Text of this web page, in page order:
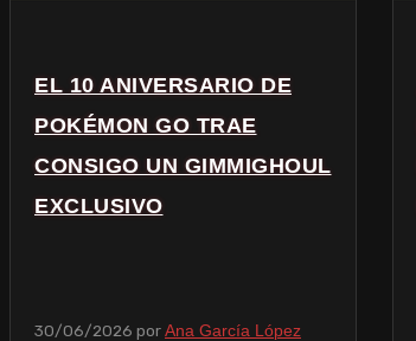
EL 10 ANIVERSARIO DE
POKÉMON GO TRAE
CONSIGO UN GIMMIGHOUL
EXCLUSIVO
30/06/2026 por Ana García López